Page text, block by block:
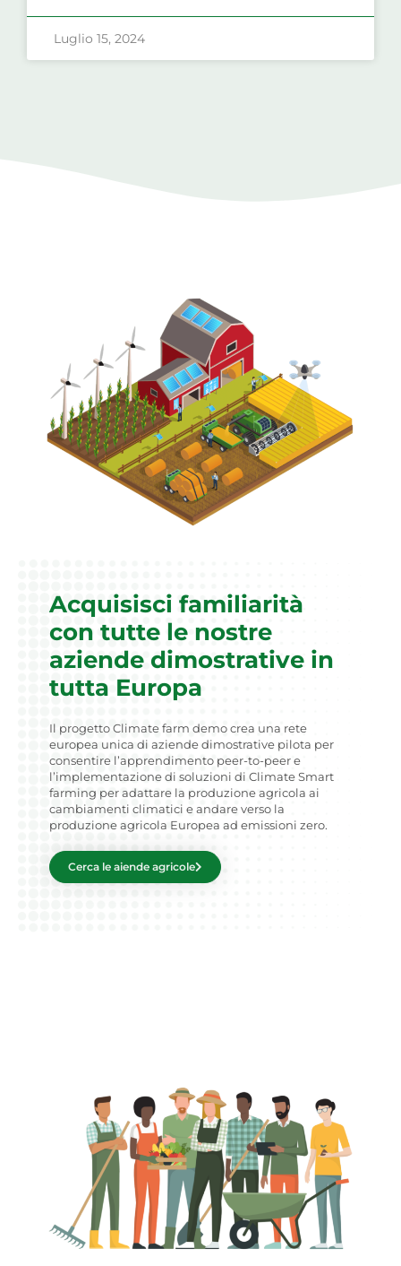
Luglio 15, 2024
Acquisisci familiarità
con tutte le nostre
aziende dimostrative in
tutta Europa
Il progetto Climate farm demo crea una rete
europea unica di aziende dimostrative pilota per
consentire l’apprendimento peer-to-peer e
l’implementazione di soluzioni di Climate Smart
farming per adattare la produzione agricola ai
cambiamenti climatici e andare verso la
produzione agricola Europea ad emissioni zero.
Cerca le aiende agricole